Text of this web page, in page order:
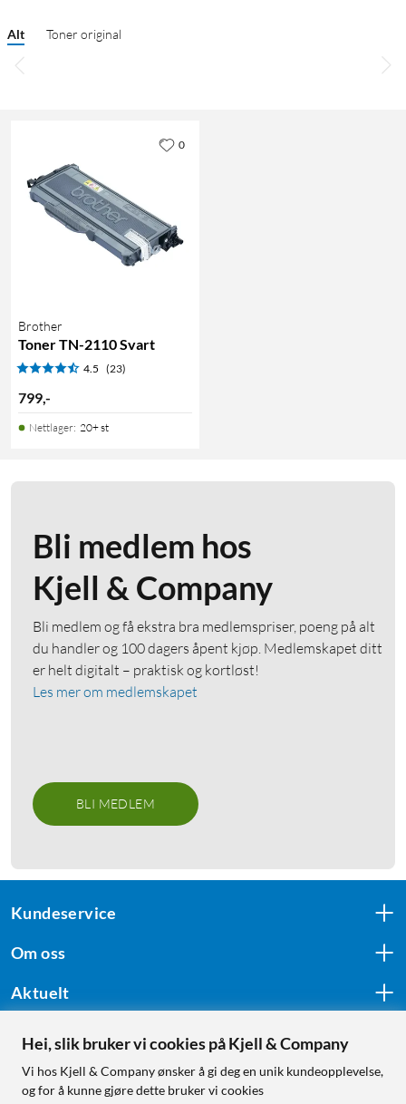
Alt Toner original
Brother
Toner TN-2110 Svart
4.5 (23)
799,-
Nettlager: 20+ st
0
Bli medlem hos
Kjell & Company
Bli medlem og få ekstra bra medlemspriser, poeng på alt
du handler og 100 dagers åpent kjøp. Medlemskapet ditt
er helt digitalt – praktisk og kortløst!
Les mer om medlemskapet
BLI MEDLEM
Kundeservice
Om oss
Aktuelt
Følg oss
Hei, slik bruker vi cookies på Kjell & Company
Vi hos Kjell & Company ønsker å gi deg en unik kundeopplevelse,
og for å kunne gjøre dette bruker vi cookies